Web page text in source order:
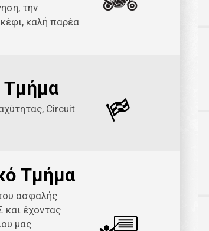
την
καλή παρέα
Τμήμα
Circuit
Τμήμα
ασφαλής
έχοντας
μας